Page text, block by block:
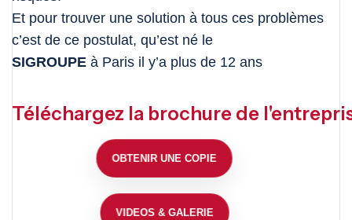
Et pour trouver une solution à tous ces problèmes
c’est de ce postulat, qu’est né le
SIGROUPE à Paris il y’a plus de 12 ans
Téléchargez la brochure de
OBTENIR UNE COPIE
VIDEOS & GALERIE